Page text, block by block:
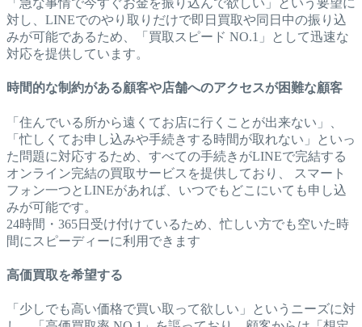
「急な事情で今すぐお金を振り込んで欲しい」という要望に
対し、LINEでのやり取りだけで即日買取や同日中の振り込
みが可能であるため、「買取スピード NO.1」として迅速な
対応を提供しています。
時間的な制約がある顧客や店舗へのアクセスが困難な顧客
「住んでいる所から遠くてお店に行くことが出来ない」、
「忙しくてお申し込みや手続きする時間が取れない」といっ
た問題に対応するため、すべての手続きがLINEで完結する
オンライン完結の買取サービスを提供しており、 スマート
フォン一つとLINEがあれば、いつでもどこにいても申し込
みが可能です。
24時間・365日受け付けているため、忙しい方でも空いた時
間にスピーディーに利用できます
高価買取を希望する
「少しでも高い価格で買い取って欲しい」というニーズに対